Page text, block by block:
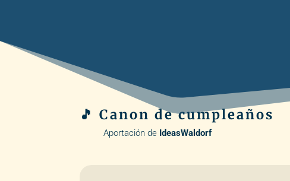
🎵 Canon de cumpleaños
Aportación de IdeasWaldorf